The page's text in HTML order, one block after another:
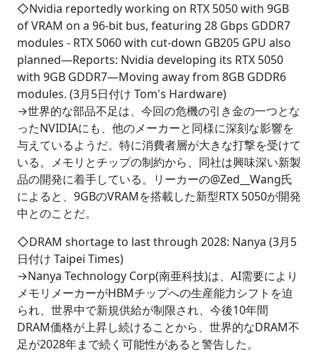
◇Nvidia reportedly working on RTX 5050 with 9GB
of VRAM on a 96-bit bus, featuring 28 Gbps GDDR7
modules - RTX 5060 with cut-down GB205 GPU also
planned―Reports: Nvidia developing its RTX 5050
with 9GB GDDR7―Moving away from 8GB GDDR6
modules. (3月5日付け Tom's Hardware)
→世界的な部品不足は、今回の危機の引き金の一つとな
ったNVIDIAにも、他のメーカーと同様に深刻な影響を
与えているようだ。特に消費者層が大きな打撃を受けて
いる。メモリとチップの制約から、同社は興味深い新製
品の開発に着手している。リーカーの@Zed__Wang氏
によると、9GBのVRAMを搭載した新型RTX 5050が開発
中とのことだ。
◇DRAM shortage to last through 2028: Nanya (3月5
日付け Taipei Times)
→Nanya Technology Corp(南亜科技)は、AI需要により
メモリメーカーがHBMチップへの生産能力シフトを迫
られ、世界中で新規供給が制限され、今後10年間
DRAM価格が上昇し続けることから、世界的なDRAM不
足が2028年まで続く可能性があると警告した。